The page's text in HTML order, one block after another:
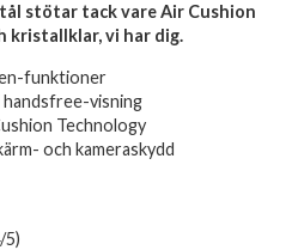
stötar tack vare Air Cushion
kristallklar, vi har dig.
funktioner
visning
Technology
och kameraskydd
5)